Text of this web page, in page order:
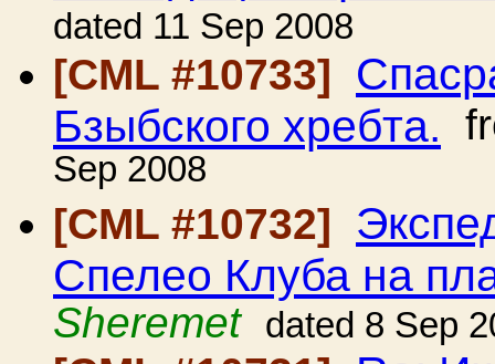
dated 11 Sep 2008
[CML #10733]
Бзыбского хребта.
Sep 2008
[CML #10732]
Спелео Клуба на
Sheremet
dated 8 Sep